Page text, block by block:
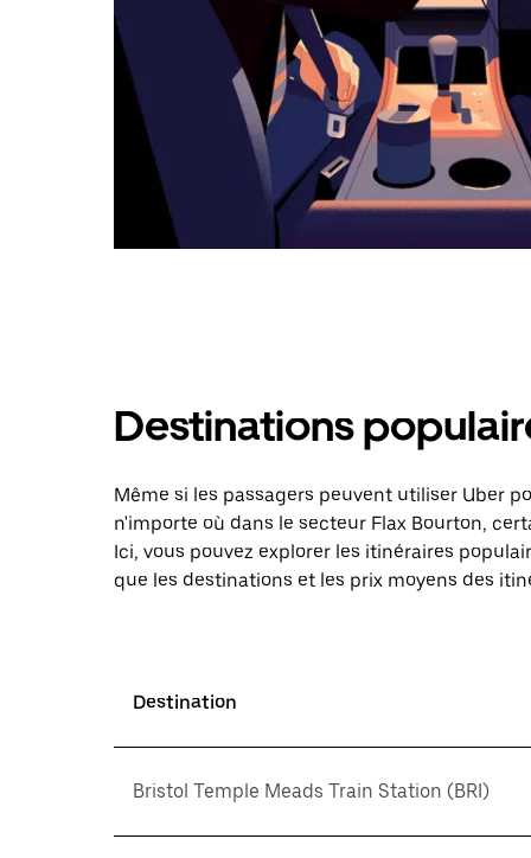
Destinations
Même si les passagers peuvent utiliser Uber
n'importe où dans le secteur Flax Bourton,
Ici, vous pouvez explorer les itinéraires
que les destinations et les prix moyens des
Destination
Bristol Temple Meads Train Station (BRI)